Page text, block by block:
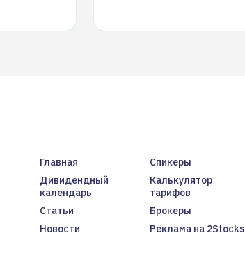
Главная
Спикеры
Дивидендный
календарь
Калькулятор
тарифов
Статьи
Брокеры
Новости
Реклама на 2Stocks